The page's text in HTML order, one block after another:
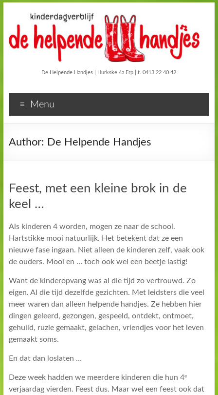
De Helpende Handjes | Hurkske 4a Erp | t. 0413 22 40 42
Menu
Author: De Helpende Handjes
Feest, met een kleine brok in de
keel …
Als kinderen 4 worden, mogen ze naar de school.
Hartstikke mooi natuurlijk. Het betekent dat ze een
nieuwe fase ingaan. Niet alleen de kinderen zelf, vaak ook
de ouders. Mooi en … toch ook wel een beetje lastig!
Want de kinderopvang was al die tijd zo vertrouwd. Zo
eigen. Al die tijd dezelfde gezichten. Met leidsters die veel
meer waren dan alleen helpende handjes. Ze hebben hier
dingen geleerd, gezongen, gespeeld, ontdekt, ontmoet,
gehuild, ruzie gemaakt, gelachen, vriendjes voor het leven
gemaakt soms.
En dat dan loslaten …
Deze week hadden we meerdere kinderen die hun 4e
verjaardag vierden. Feest dus. Maar wel een feest ook dat